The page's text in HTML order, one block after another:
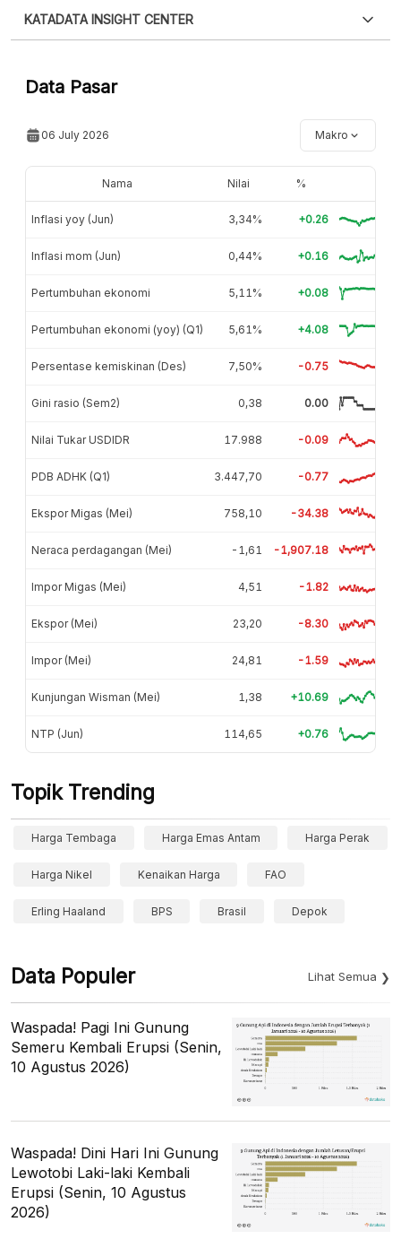
XLS
punya akun?Silakan Daftar sekarang
KATADATA INSIGHT CENTER
Data Pasar
06 July 2026 Makro
Nama Nilai %
Inflasi yoy (Jun) 3,34% +0.26
Inflasi mom (Jun) 0,44% +0.16
Pertumbuhan ekonomi 5,11% +0.08
Pertumbuhan ekonomi (yoy) (Q1) 5,61% +4.08
Persentase kemiskinan (Des) 7,50% -0.75
Gini rasio (Sem2) 0,38 0.00
Nilai Tukar USDIDR 17.988 -0.09
PDB ADHK (Q1) 3.447,70 -0.77
Ekspor Migas (Mei) 758,10 -34.38
Neraca perdagangan (Mei) -1,61 -1,907.18
Impor Migas (Mei) 4,51 -1.82
Ekspor (Mei) 23,20 -8.30
Impor (Mei) 24,81 -1.59
Kunjungan Wisman (Mei) 1,38 +10.69
NTP (Jun) 114,65 +0.76
Topik Trending
Harga Tembaga Harga Emas Antam Harga Perak
Harga Nikel Kenaikan Harga FAO
Erling Haaland BPS Brasil Depok
Data Populer Lihat Semua
Waspada! Pagi Ini Gunung
Semeru Kembali Erupsi (Senin,
10 Agustus 2026)
Waspada! Dini Hari Ini Gunung
Lewotobi Laki-laki Kembali
Erupsi (Senin, 10 Agustus
2026)